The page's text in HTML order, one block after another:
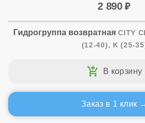
2 890
Гидрогруппа возвратная CITY
(12-40), K (25-
Заказ в 1 клик